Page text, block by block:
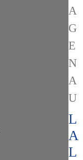
L
A
L
A
G
E
N
A
U